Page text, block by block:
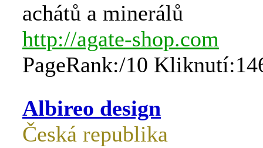
achátů a minerálů
http://agate-shop.com
PageRank:/10
Albireo design
Česká republika